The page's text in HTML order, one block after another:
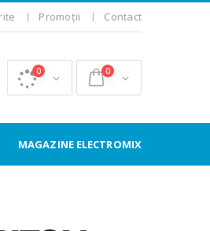
Promoții Contact
0 0
MAGAZINE ELECTROMIX